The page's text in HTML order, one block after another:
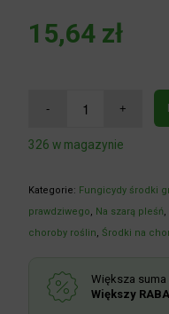
15,64 zł
326 w magazynie
Kategorie: Fungicydy środki
prawdziwego, Na szarą pleśń,
choroby roślin, Środki na
Większa
Większy